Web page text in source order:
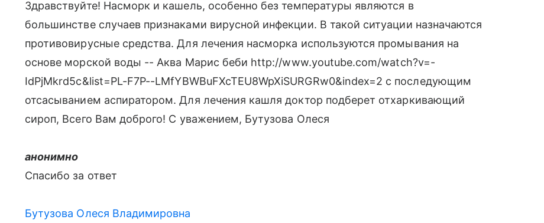
Здравствуйте! Насморк и кашель, особенно без температуры являются в
большинстве случаев признаками вирусной инфекции. В такой ситуации назначаются
противовирусные средства. Для лечения насморка используются промывания на
основе морской воды -- Аква Марис беби http://www.youtube.com/watch?v=-
IdPjMkrd5c&list=PL-F7P--LMfYBWBuFXcTEU8WpXiSURGRw0&index=2 с последующим
отсасыванием аспиратором. Для лечения кашля доктор подберет отхаркивающий
сироп, Всего Вам доброго! С уважением, Бутузова Олеся
анонимно
Спасибо за ответ
Бутузова Олеся Владимировна